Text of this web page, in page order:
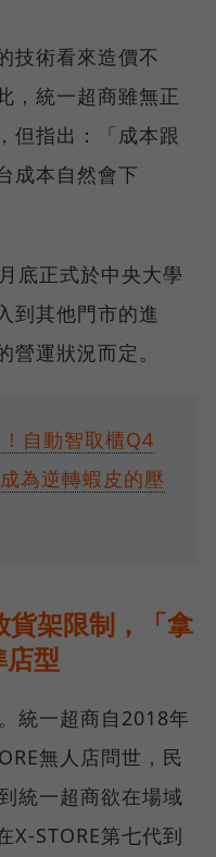
技術看來造價不
，統一超商雖無正
但指出：「成本跟
成本自然會下
底正式於中央大學
到其他門市的進
運狀況而定。
自動智取櫃Q4
為逆轉蝦皮的壓
貨架限制，「拿
型
統一超商自2018年
無人店問世，民
統一超商欲在場域
X-STORE第七代到